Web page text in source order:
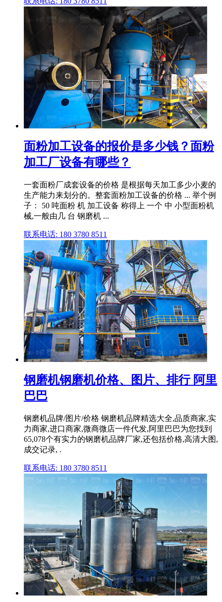
面粉加工设备的报价是多少钱？面粉
加工厂设备有哪些？
一套面粉厂成套设备的价格 是根据每天加工多少小麦的
生产能力来划分的。整套面粉加工设备的价格 ... 举个例
子： 50 吨面粉 机 加工设备 称得上 一个 中 小型面粉机
械,一般由几 台 钢磨机 ...
联系电话: 180 3780 8511
钢磨机钢磨机价格、图片、排行 阿里
巴巴
钢磨机品牌/图片/价格 钢磨机品牌精选大全,品质商家,实
力商家,进口商家,微商微店一件代发,阿里巴巴为您找到
65,078个有实力的钢磨机品牌厂家,还包括价格,高清大图,
成交记录, .
联系电话: 180 3780 8511